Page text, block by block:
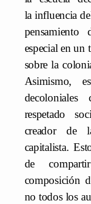
la influencia
especial en
sobre la
Asimismo,
respetado
creador de
capitalista.
de
composición
no todos los